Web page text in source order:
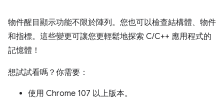
物件醒目顯示功能不限於陣列。您也可以檢查結構體、物件
和指標。這些變更可讓您更輕鬆地探索 C/C++ 應用程式的
記憶體！
想試試看嗎？你需要：
使用 Chrome 107 以上版本。